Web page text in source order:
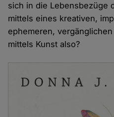
sich in die Lebensbezüge
mittels eines kreativen,
ephemeren,
mittels Kunst also?